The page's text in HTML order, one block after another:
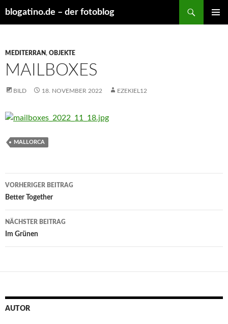
blogatino.de – der fotoblog
MEDITERRAN, OBJEKTE
MAILBOXES
BILD 18. NOVEMBER 2022 EZEKIEL12
MALLORCA
Beitragsnavigation
VORHERIGER BEITRAG
Better Together
NÄCHSTER BEITRAG
Im Grünen
AUTOR